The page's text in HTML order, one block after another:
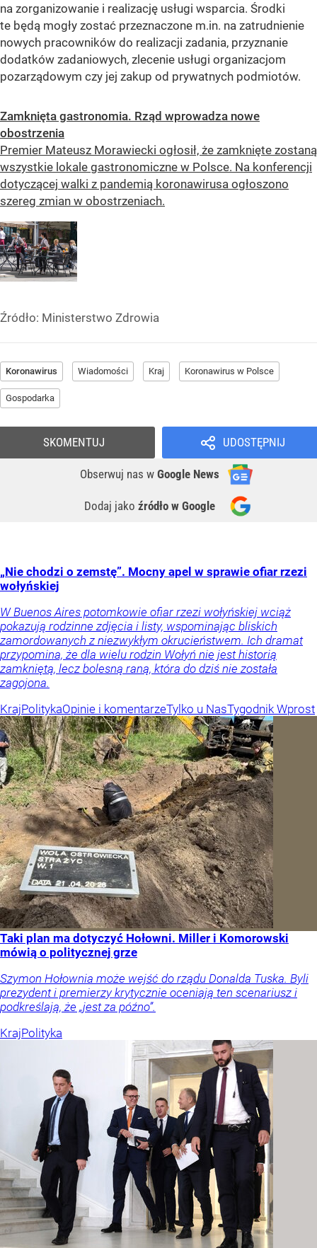
na zorganizowanie i realizację usługi wsparcia. Środki
te będą mogły zostać przeznaczone m.in. na zatrudnienie
nowych pracowników do realizacji zadania, przyznanie
dodatków zadaniowych, zlecenie usługi organizacjom
pozarządowym czy jej zakup od prywatnych podmiotów.
Zamknięta gastronomia. Rząd wprowadza nowe
obostrzenia
Premier Mateusz Morawiecki ogłosił, że zamknięte zostaną
wszystkie lokale gastronomiczne w Polsce. Na konferencji
dotyczącej walki z pandemią koronawirusa ogłoszono
szereg zmian w obostrzeniach.
Źródło: Ministerstwo Zdrowia
Koronawirus Wiadomości Kraj Koronawirus w Polsce
Gospodarka
UDOSTĘPNIJ
Obserwuj nas w Google News
Dodaj jako źródło w Google
SKOMENTUJ
„Nie chodzi o zemstę”. Mocny apel w sprawie ofiar rzezi
wołyńskiej
W Buenos Aires potomkowie ofiar rzezi wołyńskiej wciąż
pokazują rodzinne zdjęcia i listy, wspominając bliskich
zamordowanych z niezwykłym okrucieństwem. Ich dramat
przypomina, że dla wielu rodzin Wołyń nie jest historią
zamkniętą, lecz bolesną raną, która do dziś nie została
zagojona.
KrajPolitykaOpinie i komentarzeTylko u NasTygodnik Wprost
Taki plan ma dotyczyć Hołowni. Miller i Komorowski
mówią o politycznej grze
Szymon Hołownia może wejść do rządu Donalda Tuska. Byli
prezydent i premierzy krytycznie oceniają ten scenariusz i
podkreślają, że „jest za późno”.
KrajPolityka